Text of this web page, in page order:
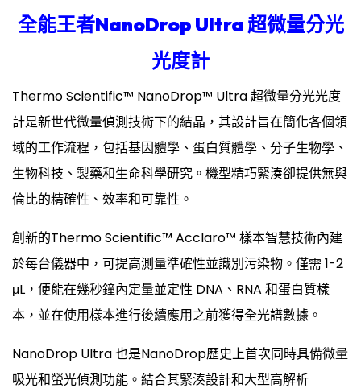
全能王者NanoDrop Ultra 超微量分光
光度計
Thermo Scientific™ NanoDrop™ Ultra 超微量分光光度
計是新世代微量偵測技術下的結晶，其設計旨在簡化各個領
域的工作流程，包括基因體學、蛋白質體學、分子生物學、
生物科技、製藥和生命科學研究。機型精巧緊湊卻提供無與
倫比的精確性、效率和可靠性。
創新的Thermo Scientific™ Acclaro™ 樣本智慧技術內建
於每台儀器中，可提高測量準確性並識別污染物。僅需 1-2
μL，便能在幾秒鐘內定量並定性 DNA、RNA 和蛋白質樣
本，並在使用樣本進行後續應用之前獲得全光譜數據。
NanoDrop Ultra 也是NanoDrop歷史上首次同時具備微量
吸光和螢光偵測功能。結合其緊湊設計和大型高解析